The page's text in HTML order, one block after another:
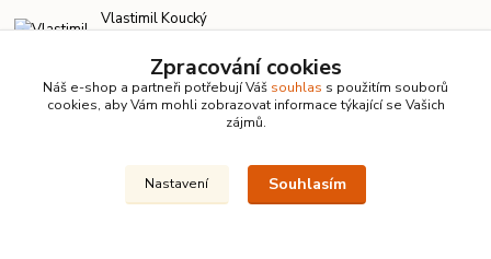
Vlastimil Koucký
7:00–18:00 denně
info@kanalizacelevne.cz
Zpracování cookies
Náš e-shop a partneři potřebují Váš souhlas s použitím souborů
cookies, aby Vám mohli zobrazovat informace týkající se Vašich
zájmů.
Nastavení Souhlasím